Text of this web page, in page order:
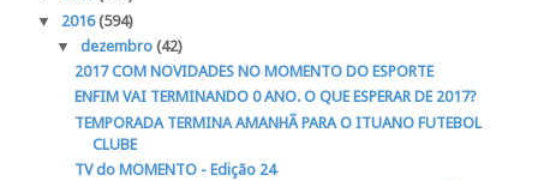
▼ 2016(594)
▼ dezembro (42)
2017 COM NOVIDADES NO MOMENTO DO ESPORTE
ENFIM VAI TERMINANDO 0 ANO. O QUE ESPERAR DE 2017?
TEMPORADA TERMINA AMANHÃ PARA O ITUANO FUTEBOL
CLUBE
TV do MOMENTO - Edição 24